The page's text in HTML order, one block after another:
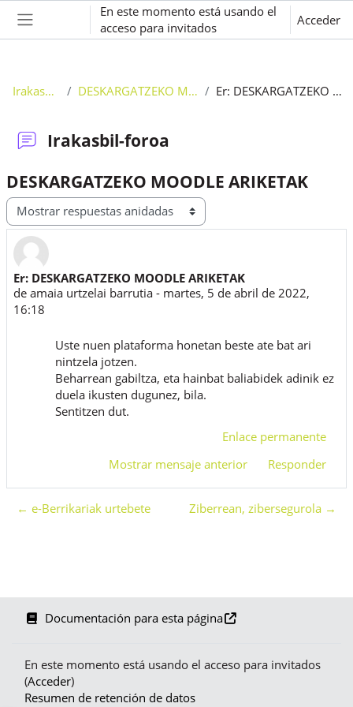
Salta al contenido principal
Panel lateral
En este momento está usando el
acceso para invitados
Acceder
Irakasbil-foroa DESKARGATZEKO MOODLE ARIKETAK Er: DESKARGATZEKO MOODLE ARIKETAK
Irakasbil-foroa
DESKARGATZEKO MOODLE ARIKETAK
Mostrar modo
Er: DESKARGATZEKO MOODLE ARIKETAK
de amaia urtzelai barrutia - martes, 5 de abril de 2022,
16:18
Número de respuestas: 0
Uste nuen plataforma honetan beste ate bat ari
nintzela jotzen.
Beharrean gabiltza, eta hainbat baliabidek adinik ez
duela ikusten dugunez, bila.
Sentitzen dut.
Enlace permanente
Mostrar mensaje anterior
Responder
← e-Berrikariak urtebete Ziberrean, zibersegurola →
Documentación para esta página
En este momento está usando el acceso para invitados
(Acceder)
Resumen de retención de datos